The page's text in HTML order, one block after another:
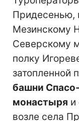
Придесенью,
Мезинскому
Северскому
полку
затопленной
башни
монастыря и
возле села